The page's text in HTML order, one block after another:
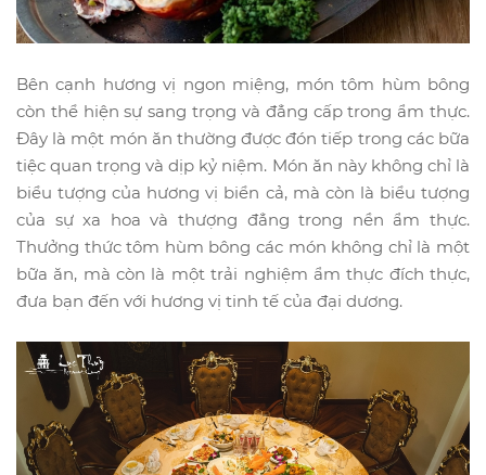
Bên cạnh hương vị ngon miệng, món tôm hùm bông
còn thể hiện sự sang trọng và đẳng cấp trong ẩm thực.
Đây là một món ăn thường được đón tiếp trong các bữa
tiệc quan trọng và dịp kỷ niệm. Món ăn này không chỉ là
biểu tượng của hương vị biển cả, mà còn là biểu tượng
của sự xa hoa và thượng đẳng trong nền ẩm thực.
Thưởng thức tôm hùm bông các món không chỉ là một
bữa ăn, mà còn là một trải nghiệm ẩm thực đích thực,
đưa bạn đến với hương vị tinh tế của đại dương.